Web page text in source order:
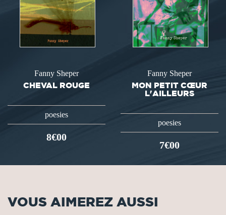
Fanny Sheper
CHEVAL ROUGE
poesies
8€00
Fanny Sheper
MON PETIT CŒUR
L'AILLEURS
poesies
7€00
VOUS AIMEREZ AUSSI